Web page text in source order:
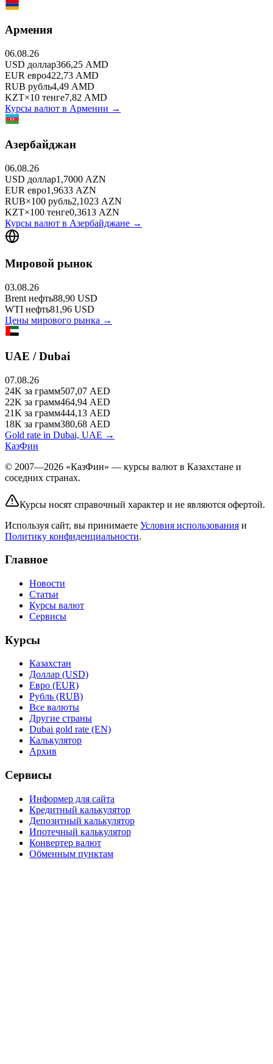
Армения
06.08.26
USD доллар366,25 AMD
EUR евро422,73 AMD
RUB рубль4,49 AMD
KZT×10 тенге7,82 AMD
Курсы валют в Армении →
Азербайджан
06.08.26
USD доллар1,7000 AZN
EUR евро1,9633 AZN
RUB×100 рубль2,1023 AZN
KZT×100 тенге0,3613 AZN
Курсы валют в Азербайджане →
Мировой рынок
03.08.26
Brent нефть88,90 USD
WTI нефть81,96 USD
Цены мирового рынка →
UAE / Dubai
07.08.26
24K за грамм507,07 AED
22K за грамм464,94 AED
21K за грамм444,13 AED
18K за грамм380,68 AED
Gold rate in Dubai, UAE →
КазФин
© 2007—2026 «КазФин» — курсы валют в Казахстане и
соседних странах.
Курсы носят справочный характер и не являются офертой.
Используя сайт, вы принимаете Условия использования и
Политику конфиденциальности.
Главное
Новости
Статьи
Курсы валют
Сервисы
Курсы
Казахстан
Доллар (USD)
Евро (EUR)
Рубль (RUB)
Все валюты
Другие страны
Dubai gold rate (EN)
Калькулятор
Архив
Сервисы
Информер для сайта
Кредитный калькулятор
Депозитный калькулятор
Ипотечный калькулятор
Конвертер валют
Обменным пунктам